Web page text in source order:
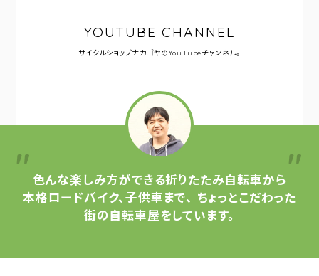
YOUTUBE CHANNEL
サイクルショップナカゴヤのYouTubeチャンネル。
色んな楽しみ方ができる折りたたみ自転車から
本格ロードバイク、子供車まで、 ちょっとこだわった
街の自転車屋をしています。